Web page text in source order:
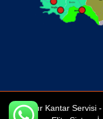
Tır Kantar Servisi -